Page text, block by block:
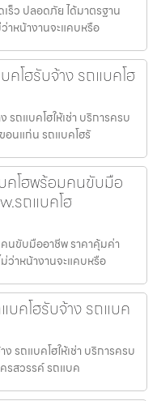
ร็ว ปลอดภัย ได้มาตรฐาน
าหน้างานจะแคบหรือ
โฮรับจ้าง รถแบคโฮ
ถแบคโฮให้เช่า บริการครบ
อนแก่น รถแบคโฮรั
คโฮพร้อมคนขับมือ
รถแบคโฮ
นขับมืออาชีพ ราคาคุ้มค่า
าหน้างานจะแคบหรือ
บคโฮรับจ้าง รถแบค
รถแบคโฮให้เช่า บริการครบ
รสวรรค์ รถแบค